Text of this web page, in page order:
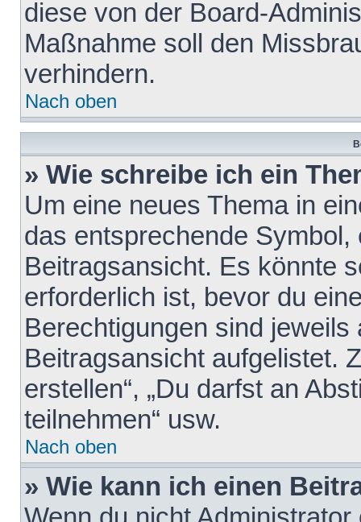
diese von der Board-
Maßnahme soll den
verhindern.
Nach oben
» Wie schreibe ich ein
Um eine neues Thema in
das entsprechende
Beitragsansicht. Es könnte
erforderlich ist, bevor du
Berechtigungen sind
Beitragsansicht aufgelistet.
erstellen“, „Du darfst an
teilnehmen“ usw.
Nach oben
» Wie kann ich einen